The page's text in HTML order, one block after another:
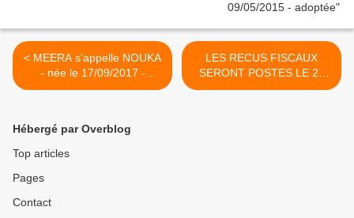
< MEERA s'appelle NOUKA
- née le 17/09/2017 -
adoptée
LES RECUS FISCAUX
SERONT POSTES LE 28
FEVRIER 2018 >
Hébergé par Overblog
Top articles
Pages
Contact